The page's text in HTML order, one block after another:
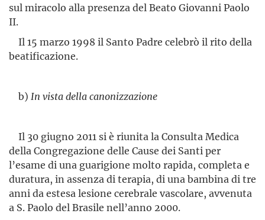
sul miracolo alla presenza del Beato Giovanni Paolo
II.
Il 15 marzo 1998 il Santo Padre celebrò il rito della
beatifi­cazione.
b) In vista della canonizzazione
Il 30 giugno 2011 si è riunita la Consulta Medica
della Congregazione delle Cause dei Santi per
l’esame di una guarigione molto rapida, completa e
duratura, in assenza di terapia, di una bambina di tre
anni da estesa lesione cerebrale vascolare, avvenuta
a S. Paolo del Brasile nell’anno 2000.